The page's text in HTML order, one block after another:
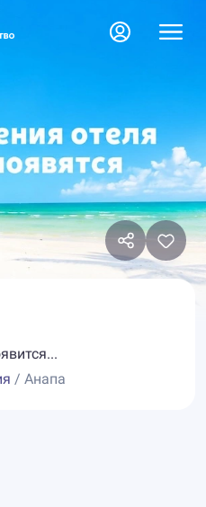
/ Анапа